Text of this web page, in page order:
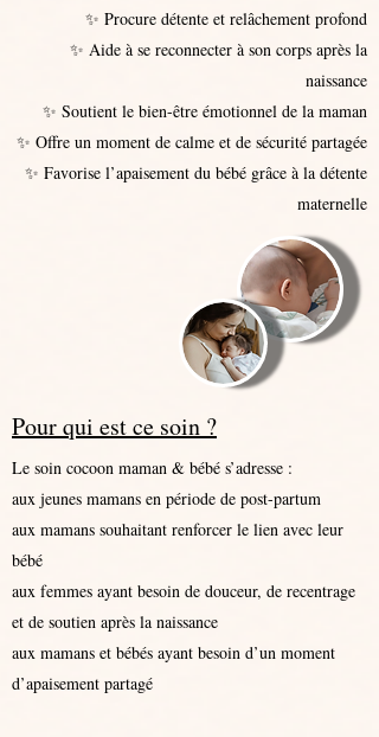
✨ Procure détente et relâchement profond
✨ Aide à se reconnecter à son corps après la
naissance
✨ Soutient le bien-être émotionnel de la maman
✨ Offre un moment de calme et de sécurité partagée
✨ Favorise l’apaisement du bébé grâce à la détente
maternelle
Pour qui est ce soin ?
Le soin cocoon maman & bébé s’adresse :
aux jeunes mamans en période de post-partum
aux mamans souhaitant renforcer le lien avec leur
bébé
aux femmes ayant besoin de douceur, de recentrage
et de soutien après la naissance
aux mamans et bébés ayant besoin d’un moment
d’apaisement partagé